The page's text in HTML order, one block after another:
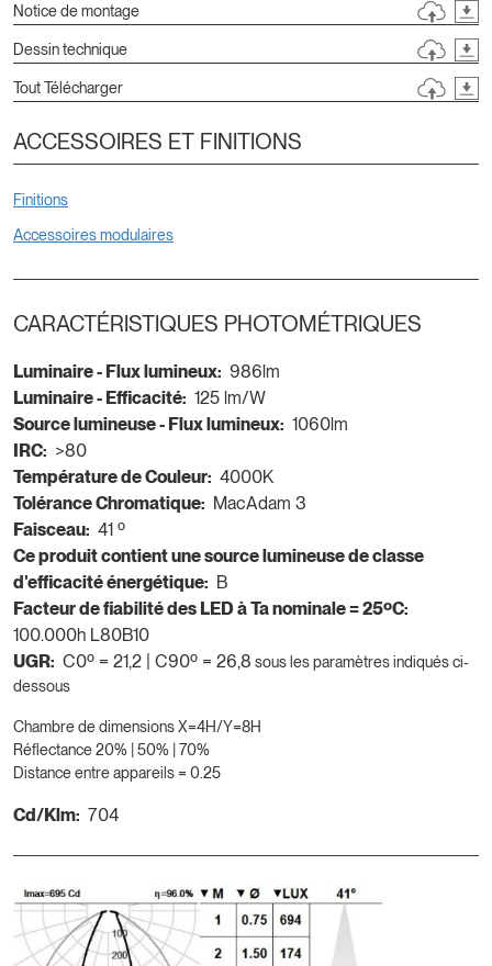
Notice de montage
Dessin technique
Tout Télécharger
ACCESSOIRES ET FINITIONS
Finitions
Accessoires modulaires
CARACTÉRISTIQUES PHOTOMÉTRIQUES
Luminaire - Flux lumineux: 986lm
Luminaire - Efficacité: 125 lm/W
Source lumineuse - Flux lumineux: 1060lm
IRC: >80
Température de Couleur: 4000K
Tolérance Chromatique: MacAdam 3
Faisceau: 41 º
Ce produit contient une source lumineuse de classe
d'efficacité énergétique: B
Facteur de fiabilité des LED à Ta nominale = 25ºC:
100.000h L80B10
UGR: C0º = 21,2 | C90º = 26,8 sous les paramètres indiqués ci-
dessous
Chambre de dimensions X=4H/Y=8H
Réflectance 20% | 50% | 70%
Distance entre appareils = 0.25
Cd/Klm: 704